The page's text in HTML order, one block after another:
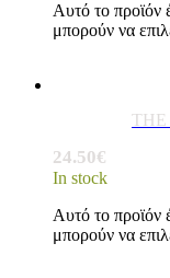
Αυτό το προϊόν
μπορούν να
24.50€
In stock
Αυτό το προϊόν
μπορούν να